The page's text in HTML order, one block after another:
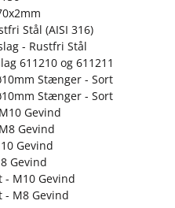
Stål (AISI 316)
- Rustfri Stål
611210 og 611211
Stænger - Sort
Stænger - Sort
Gevind
Gevind
Gevind
Gevind
- M10 Gevind
- M8 Gevind